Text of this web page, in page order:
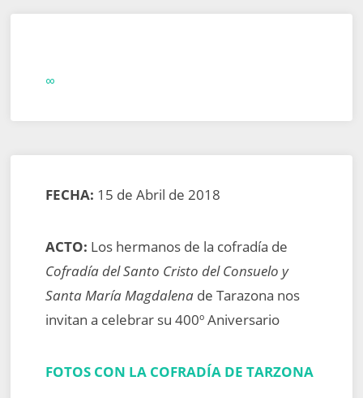
∞
FECHA: 15 de Abril de 2018
ACTO: Los hermanos de la cofradía de
Cofradía del Santo Cristo del Consuelo y
Santa María Magdalenade Tarazona nos
invitan a celebrar su 400º Aniversario
FOTOS CON LA COFRADÍA DE TARZONA